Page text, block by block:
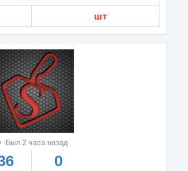
шт
Был 2 часа назад
0